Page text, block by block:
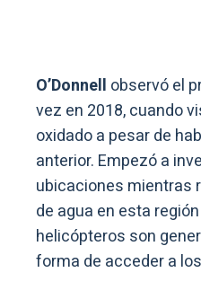
O’Donnell observó el
vez en 2018, cuando
oxidado a pesar de
anterior. Empezó a
ubicaciones mientras
de agua en esta
helicópteros son
forma de acceder a